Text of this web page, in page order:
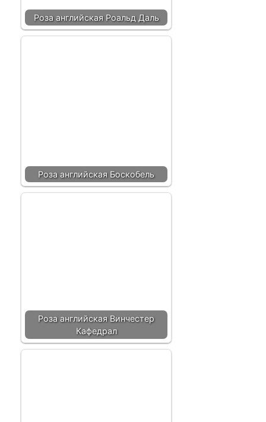
Роза английская Роальд Даль
Роза английская Боскобель
Роза английская Винчестер
Кафедрал